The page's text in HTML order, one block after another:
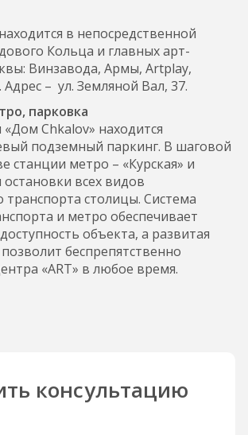
в непосредственной
Кольца и главных арт-
Винзавода, Армы, Artplay,
– ул. Земляной Вал, 37.
парковка
Chkalov» находится
подземный паркинг. В шаговой
станции метро – «Курская» и
остановки всех видов
транспорта столицы. Система
и метро обеспечивает
объекта, а развитая
беспрепятственно
«ART» в любое время.
консультацию